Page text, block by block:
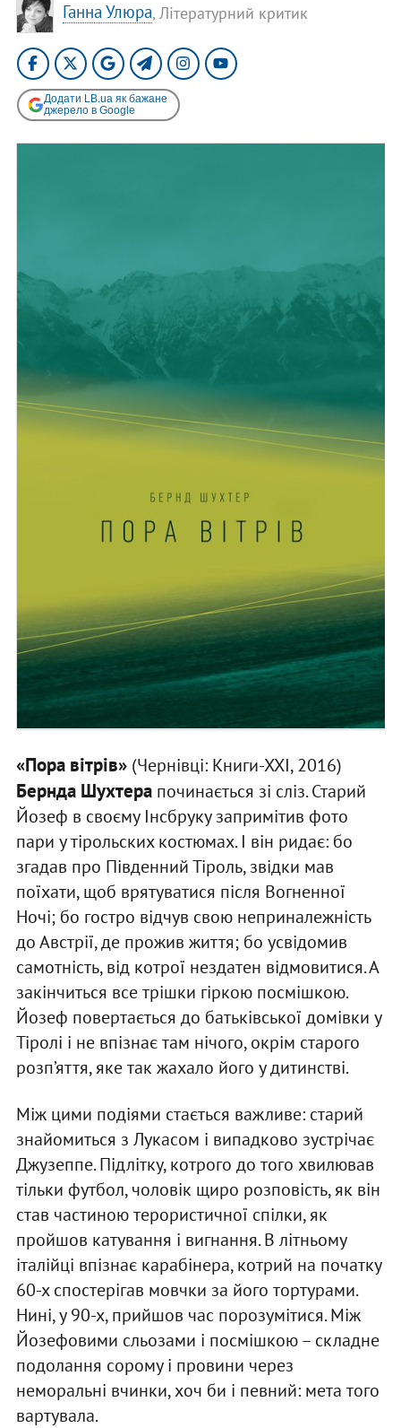
Ганна Улюра, Літературний критик
Додати LB.ua як бажане
джерело в Google
«Пора вітрів»(Чернівці: Книги-ХХІ, 2016)
Бернда Шухтерапочинається зі сліз. Старий
Йозеф в своєму Інсбруку запримітив фото
пари у тірольских костюмах. І він ридає: бо
згадав про Південний Тіроль, звідки мав
поїхати, щоб врятуватися після Вогненної
Ночі; бо гостро відчув свою неприналежність
до Австрії, де прожив життя; бо усвідомив
самотність, від котрої нездатен відмовитися. А
закінчиться все трішки гіркою посмішкою.
Йозеф повертається до батьківської домівки у
Тіролі і не впізнає там нічого, окрім старого
розп’яття, яке так жахало його у дитинстві.
Між цими подіями стається важливе: старий
знайомиться з Лукасом і випадково зустрічає
Джузеппе. Підлітку, котрого до того хвилював
тільки футбол, чоловік щиро розповість, як він
став частиною терористичної спілки, як
пройшов катування і вигнання. В літньому
італійці впізнає карабінера, котрий на початку
60-х спостерігав мовчки за його тортурами.
Нині, у 90-х, прийшов час порозумітися. Між
Йозефовими сльозами і посмішкою – складне
подолання сорому і провини через
неморальні вчинки, хоч би і певний: мета того
вартувала.